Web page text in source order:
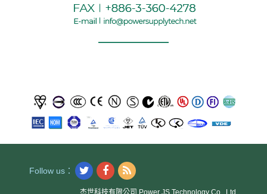
Follow us：
杰世科技有限公司 Power JS Technology Co., Ltd.